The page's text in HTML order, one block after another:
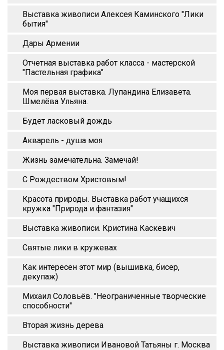
Выставка живописи Алексея Каминского "Лики
бытия"
Дары Армении
Отчетная выставка работ класса - мастерской
"Пастельная графика"
Моя первая выставка. Лупандина Елизавета.
Шмелёва Ульяна.
Будет ласковый дождь
Акварель - душа моя
Жизнь замечательна. Замечай!
С Рождеством Христовым!
Красота природы. Выставка работ учащихся
кружка "Природа и фантазия"
Выставка живописи. Кристина Каскевич
Святые лики в кружевах
Как интересен этот мир (вышивка, бисер,
декупаж)
Михаил Соловьёв. "Неограниченные творческие
способности"
Вторая жизнь дерева
Выставка живописи Ивановой Татьяны г. Москва